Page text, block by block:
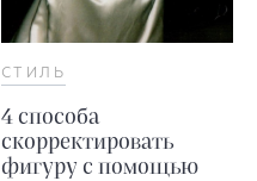
СТИЛЬ
4 способа
скорректировать
фигуру с помощью